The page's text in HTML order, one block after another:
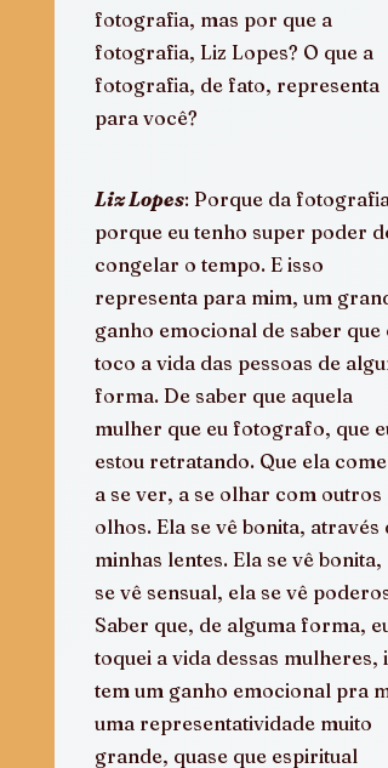
fotografia, mas por que a
fotografia, Liz Lopes? O que a
fotografia, de fato, representa
para você?
Liz Lopes: Porque da fotografia,
porque eu tenho super poder de
congelar o tempo. E isso
representa para mim, um
ganho emocional de saber que
toco a vida das pessoas de
forma. De saber que aquela
mulher que eu fotografo, que eu
estou retratando. Que ela
a se ver, a se olhar com outros
olhos. Ela se vê bonita, através
minhas lentes. Ela se vê bonita,
se vê sensual, ela se vê
Saber que, de alguma forma, eu
toquei a vida dessas mulheres,
tem um ganho emocional pra
uma representatividade muito
grande, quase que espiritual